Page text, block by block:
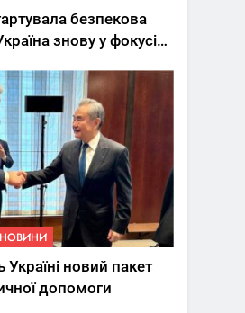
безпекова
знову у фокусі
НОВИНИ
Україні новий пакет
допомоги
вимагає від
активних
у мирному
заявила про